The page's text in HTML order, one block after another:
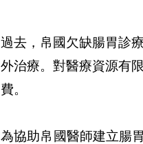
過去，帛國欠缺腸胃診
外治療。對醫療資源有
費。
為協助帛國醫師建立腸